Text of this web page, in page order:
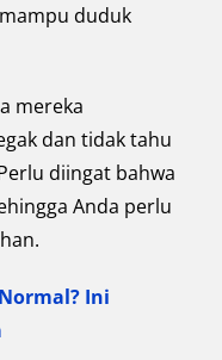
duduk
mereka
dan tidak tahu
diingat bahwa
Anda perlu
Ini